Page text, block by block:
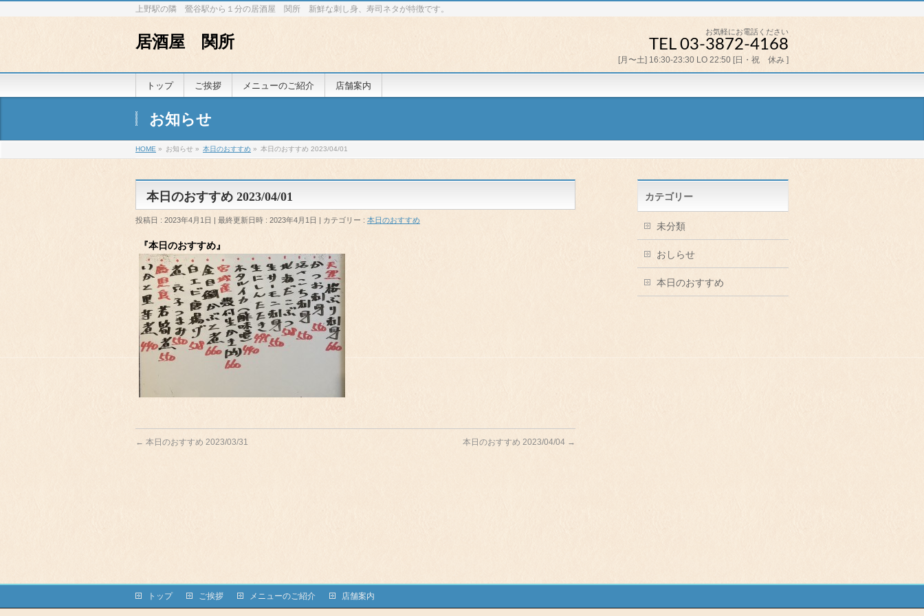
上野駅の隣 鶯谷駅から１分の居酒屋 関所 新鮮な刺し身、寿司ネタが特徴です。
居酒屋 関所
お気軽にお電話ください
TEL 03-3872-4168
[月〜土] 16:30-23:30 LO 22:50 [日・祝 休み ]
トップ ご挨拶 メニューのご紹介 店舗案内
お知らせ
HOME » お知らせ » 本日のおすすめ » 本日のおすすめ 2023/04/01
本日のおすすめ 2023/04/01
投稿日 : 2023年4月1日 最終更新日時 : 2023年4月1日 カテゴリー : 本日のおすすめ
『本日のおすすめ』
← 本日のおすすめ 2023/03/31 本日のおすすめ 2023/04/04 →
カテゴリー
未分類
おしらせ
本日のおすすめ
トップ ご挨拶 メニューのご紹介 店舗案内